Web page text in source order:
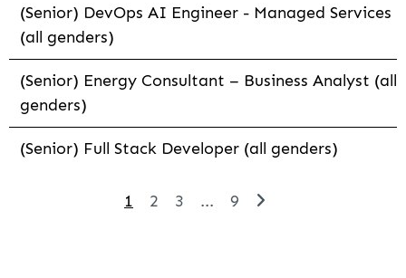
(Senior) DevOps AI Engineer - Managed Services
(all genders)
(Senior) Energy Consultant – Business Analyst (all
genders)
(Senior) Full Stack Developer (all genders)
1 2 3 ... 9